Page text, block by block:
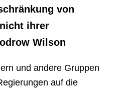
von
ihrer
Wilson
und andere Gruppen
auf die